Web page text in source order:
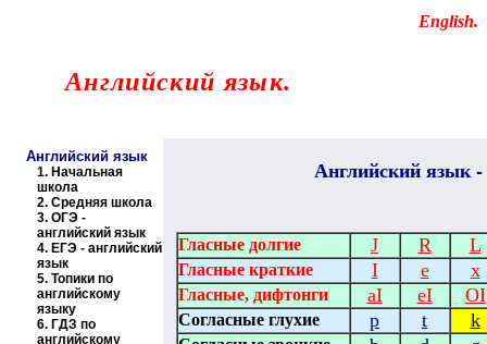
English.
Английский язык.
Английский язык
1. Начальная
школа
2. Средняя школа
3. ОГЭ -
английский язык
4. ЕГЭ - английский
язык
5. Топики по
английскому
языку
6. ГДЗ по
английскому
Английский язык -
Гласные долгие J R L
Гласные краткие I e x
Гласные, дифтонги aI eI OI
Согласные глухие p t k